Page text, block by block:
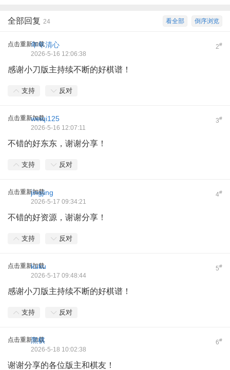
倒序浏览
看全部
全部回复 24
点击重新加载 2#
年年清心
2026-5-16 12:06:38
感谢小刀版主持续不断的好棋谱！
支持 反对
点击重新加载 3#
weiqi125
2026-5-16 12:07:11
不错的好东东，谢谢分享！
支持 反对
点击重新加载 4#
jingjing
2026-5-17 09:34:21
不错的好资源，谢谢分享！
支持 反对
点击重新加载 5#
kuku
2026-5-17 09:48:44
感谢小刀版主持续不断的好棋谱！
支持 反对
点击重新加载 6#
黑棋
2026-5-18 10:02:38
谢谢分享的各位版主和棋友！